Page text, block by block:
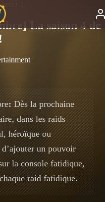
La saison 4 de
: Dès la prochaine
dans les raids
héroïque ou
un pouvoir
la console fatidique,
raid fatidique.